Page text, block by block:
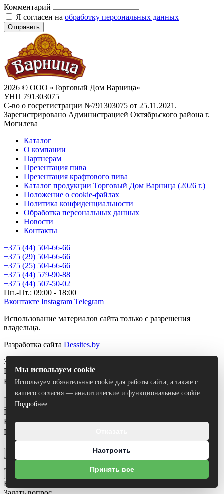
Комментарий
Я согласен на обработку персональных данных
Отправить
2026 © ООО «Торговый Дом Варница»
УНП 791303075
С-во о госрегистрации №791303075 от 25.11.2021.
Зарегистрировано Администрацией Октябрьского района г.
Могилева
Каталог
О компании
Партнерам
Презентация пива
Презентация крафтового пива
Каталог продукции Торговый Дом Варница (2026 г.)
Положение о cookie-файлах
Политика конфиденциальности
Обработка персональных данных
Новости
Контакты
+375 (44) 504-66-66
+375 (29) 504-66-66
+375 (25) 504-66-66
+375 (44) 579-90-88
+375 (44) 507-50-02
Пн.-Пт.: 09:00 - 18:00
Вконтакте Instagram Telegram
Использование материалов сайта только с разрешения
владельца.
Разработка сайта Dessites.by
Заказать звонок
Ваше имя*
Ваш номер телефона*
Я согласен на обработку персональных данных
Отправить
Получить консультацию
Ваше имя*
Ваш номер телефона
Я согласен на
Все результаты
Мы используем cookie
Используем обязательные cookie для работы сайта, а также с
вашего согласия — аналитические и функциональные cookie.
Подробнее
Настроить
Принять все